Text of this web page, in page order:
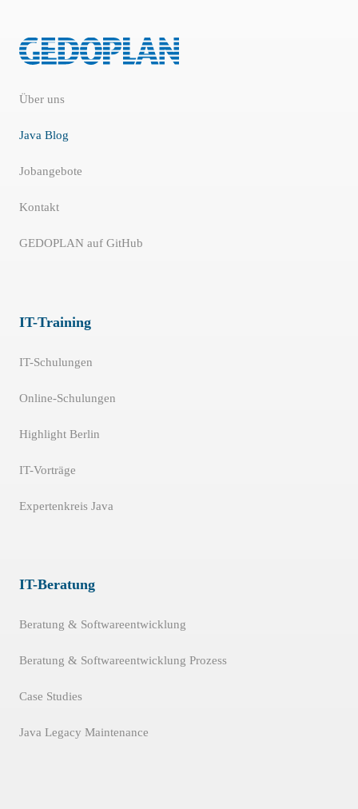
Über uns
Java Blog
Jobangebote
Kontakt
GEDOPLAN auf GitHub
IT-Training
IT-Schulungen
Online-Schulungen
Highlight Berlin
IT-Vorträge
Expertenkreis Java
IT-Beratung
Beratung & Softwareentwicklung
Beratung & Softwareentwicklung Prozess
Case Studies
Java Legacy Maintenance